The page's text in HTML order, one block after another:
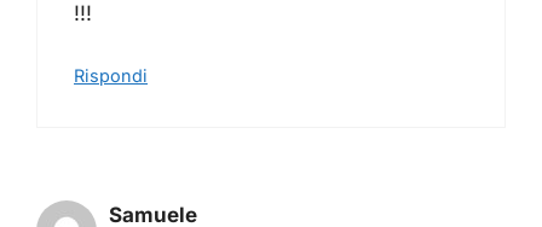
!!!
Rispondi
Samuele